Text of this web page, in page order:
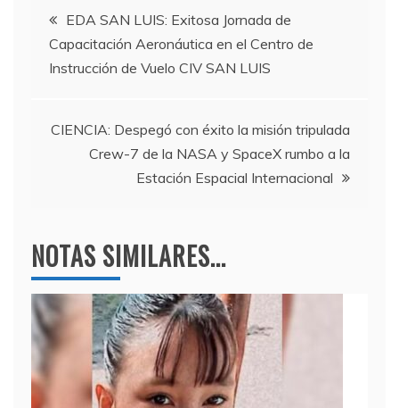
b
o
o
a
m
A
p
p
Navegación
de
EDA SAN LUIS: Exitosa Jornada de
Capacitación Aeronáutica en el Centro de
Instrucción de Vuelo CIV SAN LUIS
CIENCIA: Despegó con éxito la misión tripulada
Crew-7 de la NASA y SpaceX rumbo a la
Estación Espacial Internacional
NOTAS SIMILARES...